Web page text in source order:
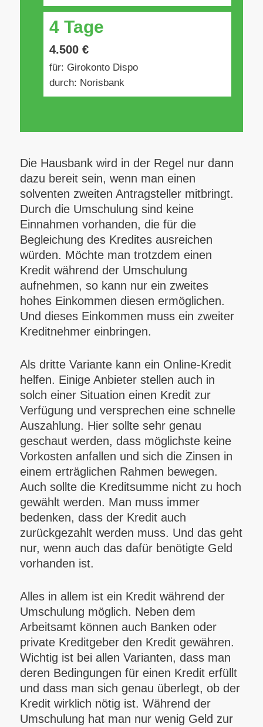
4 Tage
4.500 €
für: Girokonto Dispo
durch: Norisbank
Die Hausbank wird in der Regel nur dann
dazu bereit sein, wenn man einen
solventen zweiten Antragsteller mitbringt.
Durch die Umschulung sind keine
Einnahmen vorhanden, die für die
Begleichung des Kredites ausreichen
würden. Möchte man trotzdem einen
Kredit während der Umschulung
aufnehmen, so kann nur ein zweites
hohes Einkommen diesen ermöglichen.
Und dieses Einkommen muss ein zweiter
Kreditnehmer einbringen.
Als dritte Variante kann ein Online-Kredit
helfen. Einige Anbieter stellen auch in
solch einer Situation einen Kredit zur
Verfügung und versprechen eine schnelle
Auszahlung. Hier sollte sehr genau
geschaut werden, dass möglichste keine
Vorkosten anfallen und sich die Zinsen in
einem erträglichen Rahmen bewegen.
Auch sollte die Kreditsumme nicht zu hoch
gewählt werden. Man muss immer
bedenken, dass der Kredit auch
zurückgezahlt werden muss. Und das geht
nur, wenn auch das dafür benötigte Geld
vorhanden ist.
Alles in allem ist ein Kredit während der
Umschulung möglich. Neben dem
Arbeitsamt können auch Banken oder
private Kreditgeber den Kredit gewähren.
Wichtig ist bei allen Varianten, dass man
deren Bedingungen für einen Kredit erfüllt
und dass man sich genau überlegt, ob der
Kredit wirklich nötig ist. Während der
Umschulung hat man nur wenig Geld zur